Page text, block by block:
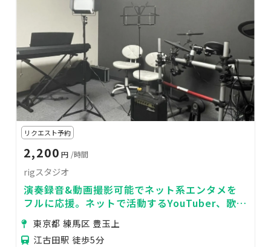
リクエスト予約
2,200 円 /時間
rigスタジオ
演奏録音&動画撮影可能でネット系エンタメを
フルに応援。ネットで活動するYouTuber、歌い
手、演奏者、コスプレイヤーに最適！
東京都 練馬区 豊玉上
江古田駅 徒歩5分